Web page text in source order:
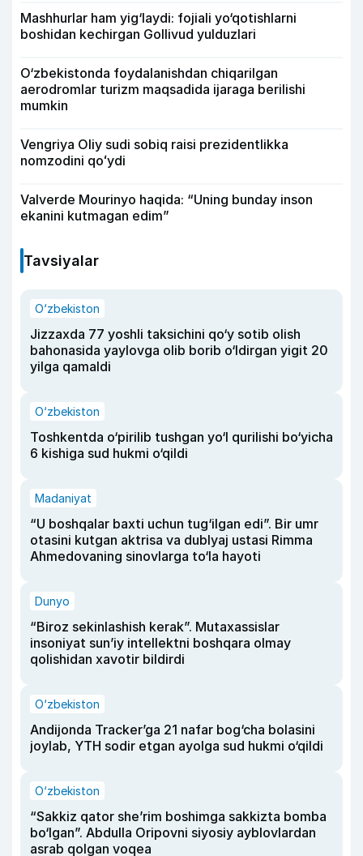
Mashhurlar ham yig‘laydi: fojiali yo‘qotishlarni
boshidan kechirgan Gollivud yulduzlari
O‘zbekistonda foydalanishdan chiqarilgan
aerodromlar turizm maqsadida ijaraga berilishi
mumkin
Vengriya Oliy sudi sobiq raisi prezidentlikka
nomzodini qoʻydi
Valverde Mourinyo haqida: “Uning bunday inson
ekanini kutmagan edim”
Tavsiyalar
O‘zbekiston
Jizzaxda 77 yoshli taksichini qo‘y sotib olish
bahonasida yaylovga olib borib o‘ldirgan yigit 20
yilga qamaldi
O‘zbekiston
Toshkentda o‘pirilib tushgan yo‘l qurilishi bo‘yicha
6 kishiga sud hukmi o‘qildi
Madaniyat
“U boshqalar baxti uchun tug‘ilgan edi”. Bir umr
otasini kutgan aktrisa va dublyaj ustasi Rimma
Ahmedovaning sinovlarga to‘la hayoti
Dunyo
“Biroz sekinlashish kerak”. Mutaxassislar
insoniyat sun’iy intellektni boshqara olmay
qolishidan xavotir bildirdi
O‘zbekiston
Andijonda Tracker’ga 21 nafar bog‘cha bolasini
joylab, YTH sodir etgan ayolga sud hukmi o‘qildi
O‘zbekiston
“Sakkiz qator she’rim boshimga sakkizta bomba
bo‘lgan”. Abdulla Oripovni siyosiy ayblovlardan
asrab qolgan voqea